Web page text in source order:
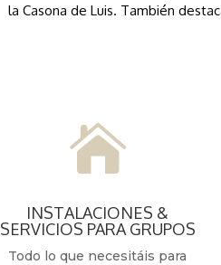
la Casona de Luis. También

INSTALACIONES &
SERVICIOS PARA GRUPOS
Todo lo que necesitáis para